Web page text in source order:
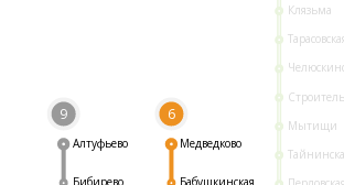
Клязьма
Мытищи
9 6
Медведково
Алтуфьево